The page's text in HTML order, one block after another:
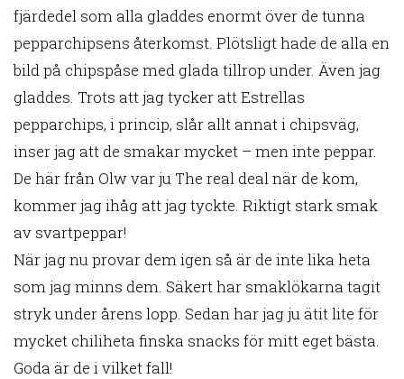
fjärdedel som alla gladdes enormt över de tunna
pepparchipsens återkomst. Plötsligt hade de alla en
bild på chipspåse med glada tillrop under. Även jag
gladdes. Trots att jag tycker att Estrellas
pepparchips, i princip, slår allt annat i chipsväg,
inser jag att de smakar mycket – men inte peppar.
De här från Olw var ju The real deal när de kom,
kommer jag ihåg att jag tyckte. Riktigt stark smak
av svartpeppar!
När jag nu provar dem igen så är de inte lika heta
som jag minns dem. Säkert har smaklökarna tagit
stryk under årens lopp. Sedan har jag ju ätit lite för
mycket chiliheta finska snacks för mitt eget bästa.
Goda är de i vilket fall!